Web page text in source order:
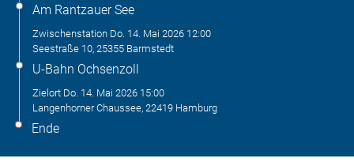
Am Rantzauer See
Zwischenstation Do. 14. Mai 2026 12:00
Seestraße 10, 25355 Barmstedt
U-Bahn Ochsenzoll
Zielort Do. 14. Mai 2026 15:00
Langenhorner Chaussee, 22419 Hamburg
Ende